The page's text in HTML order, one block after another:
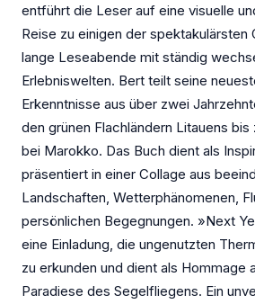
Transponder
entführt die Leser auf eine visuelle
Reise zu einigen der spektakulärsten
lange Leseabende mit ständig
Erlebniswelten. Bert teilt seine
Erkenntnisse aus über zwei
den grünen Flachländern Litauens bis
bei Marokko. Das Buch dient als
präsentiert in einer Collage aus
Landschaften, Wetterphänomenen,
persönlichen Begegnungen. »Next
eine Einladung, die ungenutzten
zu erkunden und dient als Hommage
Paradiese des Segelfliegens. Ein